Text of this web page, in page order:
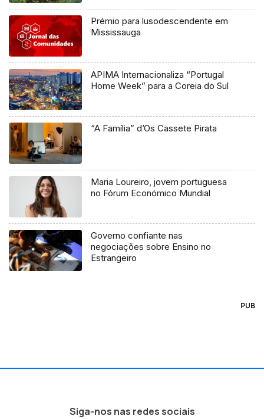
Prémio para lusodescendente em
Mississauga
APIMA Internacionaliza “Portugal
Home Week” para a Coreia do Sul
“A Família” d’Os Cassete Pirata
Maria Loureiro, jovem portuguesa
no Fórum Económico Mundial
Governo confiante nas
negociações sobre Ensino no
Estrangeiro
PUB
Siga-nos nas redes sociais